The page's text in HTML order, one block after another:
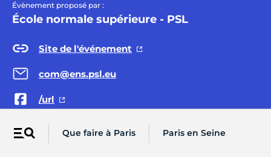
Menu Que faire à Paris Paris en Seine
Évènement proposé par :
École normale supérieure - PSL
Site de l'événement
com@ens.psl.eu
/url
/url